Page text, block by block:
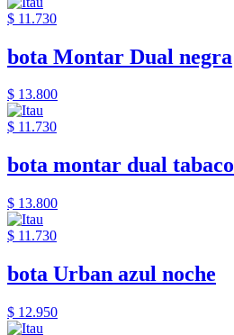
$ 11.730
bota Montar Dual negra
$ 13.800
$ 11.730
bota montar dual tabaco
$ 13.800
$ 11.730
bota Urban azul noche
$ 12.950